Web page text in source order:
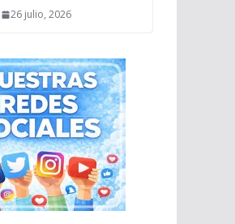
26 julio, 2026